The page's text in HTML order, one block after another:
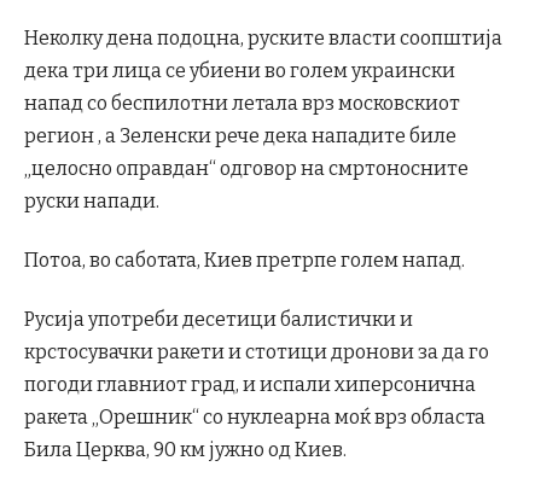
Неколку дена подоцна, руските власти соопштија
дека три лица се убиени во голем украински
напад со беспилотни летала врз московскиот
регион , а Зеленски рече дека нападите биле
„целосно оправдан“ одговор на смртоносните
руски напади.
Потоа, во саботата, Киев претрпе голем напад.
Русија употреби десетици балистички и
крстосувачки ракети и стотици дронови за да го
погоди главниот град, и испали хиперсонична
ракета „Орешник“ со нуклеарна моќ врз областа
Била Церква, 90 км јужно од Киев.